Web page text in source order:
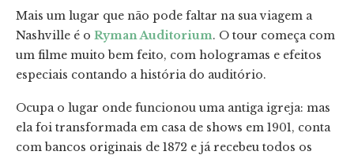
Mais um lugar que não pode faltar na sua viagem a
Nashville é o Ryman Auditorium. O tour começa com
um filme muito bem feito, com hologramas e efeitos
especiais contando a história do auditório.
Ocupa o lugar onde funcionou uma antiga igreja: mas
ela foi transformada em casa de shows em 1901, conta
com bancos originais de 1872 e já recebeu todos os